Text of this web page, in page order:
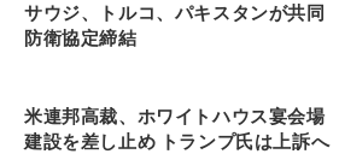
サウジ、トルコ、パキスタンが共同
防衛協定締結
米連邦高裁、ホワイトハウス宴会場
建設を差し止め トランプ氏は上訴へ